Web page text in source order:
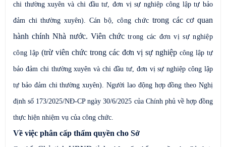
chi thường xuyên và chi đầu tư, đơn vị sự nghiệp công lập tự bảo
đảm chi thường xuyên). Cán bộ, công chứctrong các cơ quan
hành chính Nhà nước. Viên chứctrong các đơn vị sự nghiệp
công lập(trừ viên chức trong các đơn vị sự nghiệpcông lập tự
bảo đảm chi thường xuyên và chi đầu tư, đơn vị sự nghiệp công lập
tự bảo đảm chi thường xuyên). Người lao động hợp đồng theo Nghị
định số 173/2025/NĐ-CP ngày 30/6/2025 của Chính phủ về hợp đồng
thực hiện nhiệm vụ của công chức.
Về việc phân cấp thẩm quyền cho Sở